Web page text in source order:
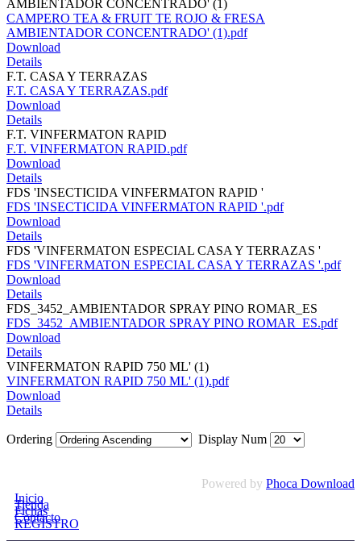
AMBIENTADOR CONCENTRADO' (1)
CAMPERO TEA & FRUIT TE ROJO & FRESA
AMBIENTADOR CONCENTRADO' (1).pdf
Download
Details
F.T. CASA Y TERRAZAS
F.T. CASA Y TERRAZAS.pdf
Download
Details
F.T. VINFERMATON RAPID
F.T. VINFERMATON RAPID.pdf
Download
Details
FDS 'INSECTICIDA VINFERMATON RAPID '
FDS 'INSECTICIDA VINFERMATON RAPID '.pdf
Download
Details
FDS 'VINFERMATON ESPECIAL CASA Y TERRAZAS '
FDS 'VINFERMATON ESPECIAL CASA Y TERRAZAS '.pdf
Download
Details
FDS_3452_AMBIENTADOR SPRAY PINO ROMAR_ES
FDS_3452_AMBIENTADOR SPRAY PINO ROMAR_ES.pdf
Download
Details
VINFERMATON RAPID 750 ML' (1)
VINFERMATON RAPID 750 ML' (1).pdf
Download
Details
Ordering Display Num
Powered by Phoca Download
Inicio
Tienda
Fichas
Contacto
REGISTRO